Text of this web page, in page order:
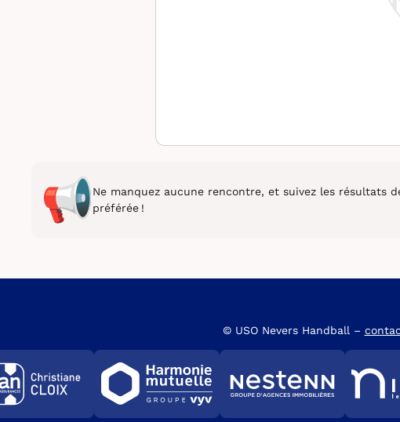
Ne manquez aucune rencontre, et suivez les résultats
préférée !
© USO Nevers Handball –